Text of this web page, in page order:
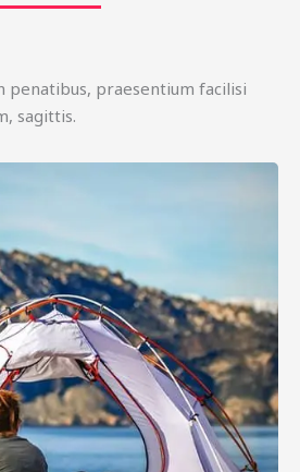
praesentium facilisi
sagittis.